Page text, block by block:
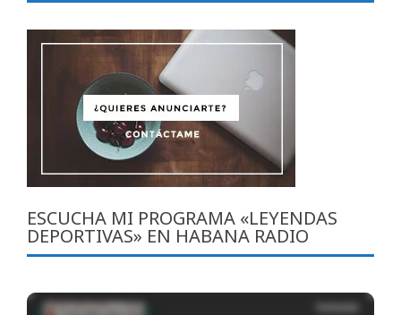
ESCUCHA MI PROGRAMA «LEYENDAS
DEPORTIVAS» EN HABANA RADIO